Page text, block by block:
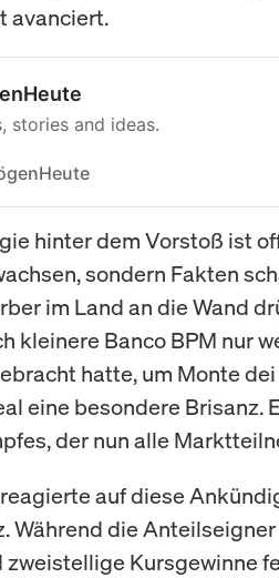
avanciert.
stories and ideas.
hinter dem Vorstoß ist
sondern Fakten
im Land an die Wand
kleinere Banco BPM nur
hatte, um Monte
eine besondere Brisanz.
der nun alle
auf diese
Während die
zweistellige Kursgewinne